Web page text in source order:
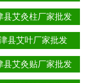
县艾灸柱厂家批发
县艾叶厂家批发
县艾灸贴厂家批发